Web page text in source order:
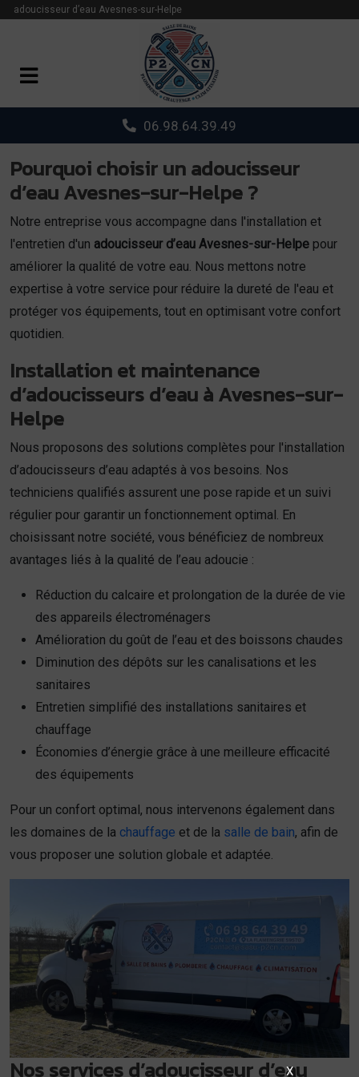
adoucisseur d’eau Avesnes-sur-Helpe
06.98.64.39.49
Pourquoi choisir un adoucisseur
d’eau Avesnes-sur-Helpe ?
Notre entreprise vous accompagne dans l'installation et
l'entretien d'un adoucisseur d’eau Avesnes-sur-Helpe pour
améliorer la qualité de votre eau. Nous mettons notre
expertise à votre service pour réduire la dureté de l'eau et
protéger vos équipements, tout en optimisant votre confort
quotidien.
Installation et maintenance
d’adoucisseurs d’eau à Avesnes-sur-
Helpe
Nous proposons des solutions complètes pour l'installation
d’adoucisseurs d’eau adaptés à vos besoins. Nos
techniciens qualifiés assurent une pose rapide et un suivi
régulier pour garantir un fonctionnement optimal. En
choisissant notre société, vous bénéficiez de nombreux
avantages liés à la qualité de l’eau adoucie :
Réduction du calcaire et prolongation de la durée de vie
des appareils électroménagers
Amélioration du goût de l’eau et des boissons chaudes
Diminution des dépôts sur les canalisations et les
sanitaires
Entretien simplifié des installations sanitaires et
chauffage
Économies d’énergie grâce à une meilleure efficacité
des équipements
Pour un confort optimal, nous intervenons également dans
les domaines de la chauffage et de la salle de bain, afin de
vous proposer une solution globale et adaptée.
Nos services d’adoucisseur d’eau
Panneau de gestion des cookies
X